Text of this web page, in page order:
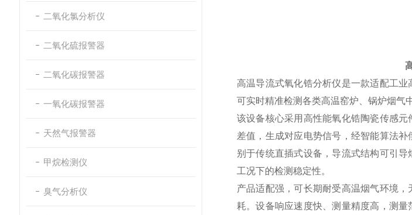
二氧化氯分析仪
二氧化硫报警器
二氧化碳报警器
一氧化碳报警器
天然气报警器
甲烷检测仪
臭气分析仪
高温导流式氧化锆分析仪是一款适配工
可实时精准检测各类高温窑炉、锅炉烟气
该设备核心采用高性能氧化锆陶瓷传感
差值，生成对应电势信号，经智能算法
别于传统直插式设备，导流式结构可引
工况下的检测稳定性。
产品适配强，可长期耐受高温烟气环境
耗。设备响应速度快、测量精度高，测